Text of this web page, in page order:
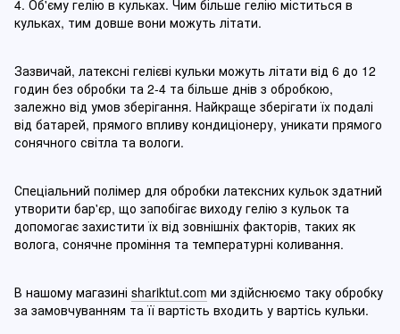
4. Об'єму гелію в кульках. Чим більше гелію міститься в
кульках, тим довше вони можуть літати.
Зазвичай, латексні гелієві кульки можуть літати від 6 до 12
годин без обробки та 2-4 та більше днів з обробкою,
залежно від умов зберігання. Найкраще зберігати їх подалі
від батарей, прямого впливу кондиціонеру, уникати прямого
сонячного світла та вологи.
Спеціальний полімер для обробки латексних кульок здатний
утворити бар'єр, що запобігає виходу гелію з кульок та
допомогає захистити їх від зовнішніх факторів, таких як
волога, сонячне проміння та температурні коливання.
В нашому магазині shariktut.com ми здійснюємо таку обробку
за замовчуванням та її вартість входить у вартісь кульки.